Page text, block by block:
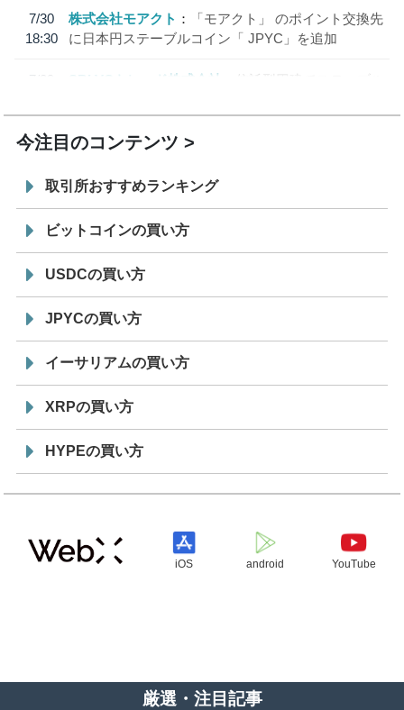
7/30
18:30
株式会社モアクト
「モアクト」 のポイント交換先
に日本円ステーブルコイン「 JPYC」を追加
7/29
SBI VCトレード株式会社
信託型円建てステーブル
今注目のコンテンツ
取引所おすすめランキング
ビットコインの買い方
USDCの買い方
JPYCの買い方
イーサリアムの買い方
XRPの買い方
HYPEの買い方
iOS android YouTube
厳選・注目記事